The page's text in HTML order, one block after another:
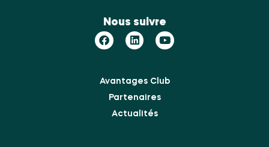
Nous suivre
Avantages Club
Partenaires
Actualités